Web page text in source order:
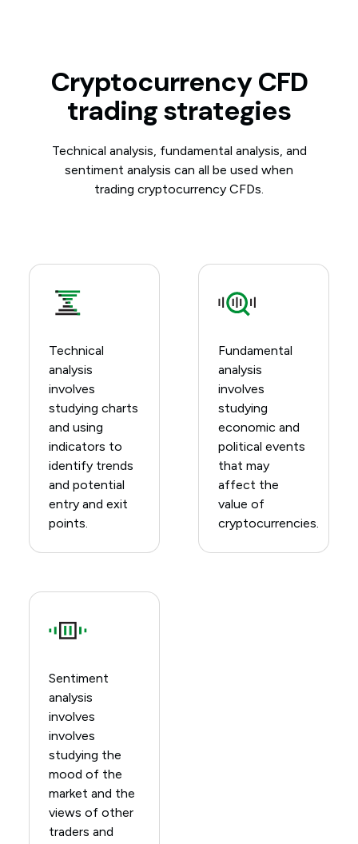
Cryptocurrency CFD
trading strategies
Technical analysis, fundamental analysis, and
sentiment analysis can all be used when
trading cryptocurrency CFDs.
Technical
analysis
involves
studying charts
and using
indicators to
identify trends
and potential
entry and exit
points.
Fundamental
analysis
involves
studying
economic and
political events
that may
affect the
value of
cryptocurrencies.
Sentiment
analysis
involves
involves
studying the
mood of the
market and the
views of other
traders and